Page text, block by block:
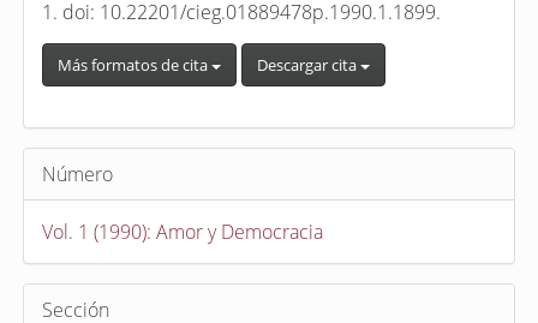
1. doi: 10.22201/cieg.01889478p.1990.1.1899.
Más formatos de cita Descargar cita
Número
Vol. 1 (1990): Amor y Democracia
Sección